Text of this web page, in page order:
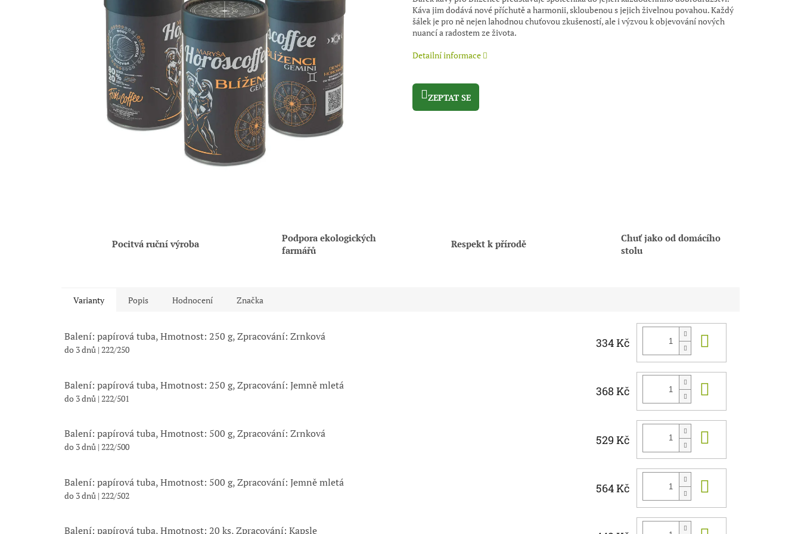
Káva jim dodává nové příchutě a harmonii, skloubenou s jejich živelnou povahou. Každý
šálek je pro ně nejen lahodnou chuťovou zkušeností, ale i výzvou k objevování nových
nuancí a radostem ze života.
Detailní informace
ZEPTAT SE
Pocitvá ruční výroba
Podpora ekologických
farmářů
Respekt k přírodě
Chuť jako od domácího
stolu
Varianty Popis Hodnocení Značka
Balení: papírová tuba, Hmotnost: 250 g, Zpracování: Zrnková
do 3 dnů | 222/250 334 Kč
Balení: papírová tuba, Hmotnost: 250 g, Zpracování: Jemně mletá
do 3 dnů | 222/501 368 Kč
Balení: papírová tuba, Hmotnost: 500 g, Zpracování: Zrnková
do 3 dnů | 222/500 529 Kč
Balení: papírová tuba, Hmotnost: 500 g, Zpracování: Jemně mletá
do 3 dnů | 222/502 564 Kč
Balení: papírová tuba, Hmotnost: 20 ks, Zpracování: Kapsle